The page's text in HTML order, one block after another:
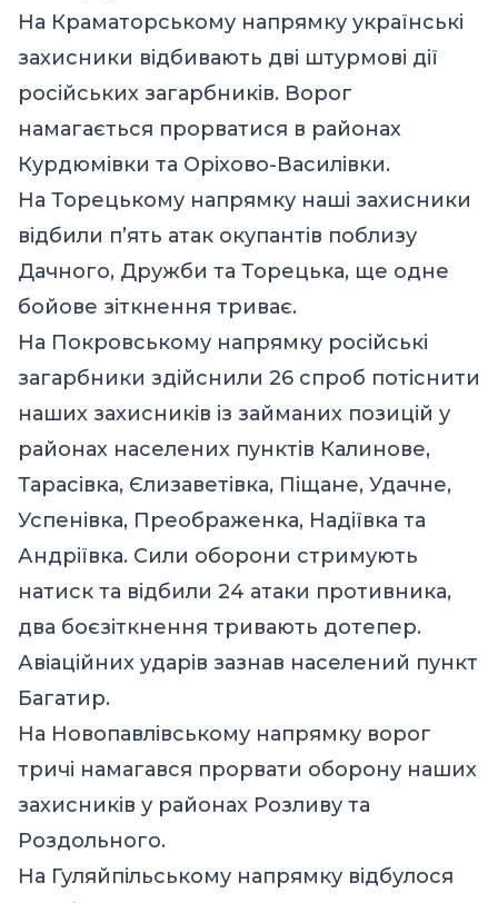
На Краматорському напрямку українські
захисники відбивають дві штурмові дії
російських загарбників. Ворог
намагається прорватися в районах
Курдюмівки та Оріхово-Василівки.
На Торецькому напрямку наші захисники
відбили п’ять атак окупантів поблизу
Дачного, Дружби та Торецька, ще одне
бойове зіткнення триває.
На Покровському напрямку російські
загарбники здійснили 26 спроб потіснити
наших захисників із займаних позицій у
районах населених пунктів Калинове,
Тарасівка, Єлизаветівка, Піщане, Удачне,
Успенівка, Преображенка, Надіївка та
Андріївка. Сили оборони стримують
натиск та відбили 24 атаки противника,
два боєзіткнення тривають дотепер.
Авіаційних ударів зазнав населений пункт
Багатир.
На Новопавлівському напрямку ворог
тричі намагався прорвати оборону наших
захисників у районах Розливу та
Роздольного.
На Гуляйпільському напрямку відбулося